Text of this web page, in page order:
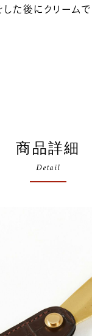
した後にクリーム
商品詳細
Detail